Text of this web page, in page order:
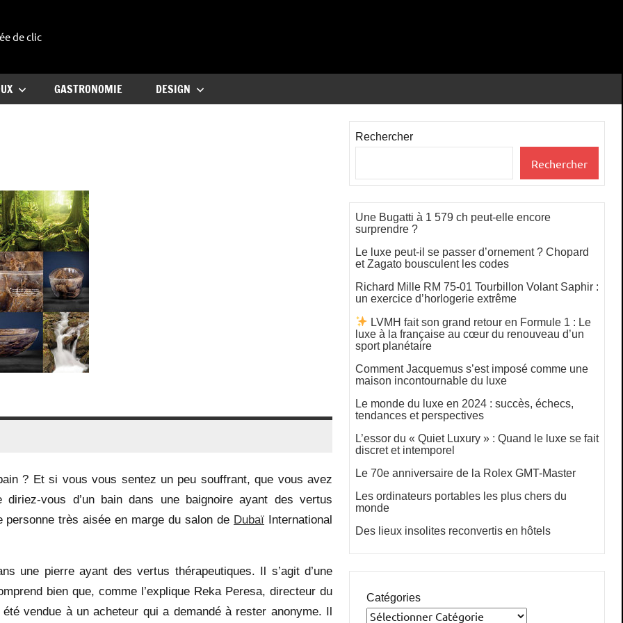
de clic
GASTRONOMIE DESIGN
? Et si vous vous sentez un peu souffrant, que vous avez
diriez-vous d’un bain dans une baignoire ayant des vertus
personne très aisée en marge du salon de Dubaï International
une pierre ayant des vertus thérapeutiques. Il s’agit d’une
bien que, comme l’explique Reka Peresa, directeur du
vendue à un acheteur qui a demandé à rester anonyme. Il
Rechercher
Rechercher
Une Bugatti à 1 579 ch peut-elle encore
surprendre ?
Le luxe peut-il se passer d’ornement ? Chopard
et Zagato bousculent les codes
Richard Mille RM 75-01 Tourbillon Volant Saphir :
un exercice d’horlogerie extrême
LVMH fait son grand retour en Formule 1 : Le
luxe à la française au cœur du renouveau d’un
sport planétaire
Comment Jacquemus s’est imposé comme une
maison incontournable du luxe
Le monde du luxe en 2024 : succès, échecs,
tendances et perspectives
L’essor du « Quiet Luxury » : Quand le luxe se fait
discret et intemporel
Le 70e anniversaire de la Rolex GMT-Master
Les ordinateurs portables les plus chers du
monde
Des lieux insolites reconvertis en hôtels
Catégories